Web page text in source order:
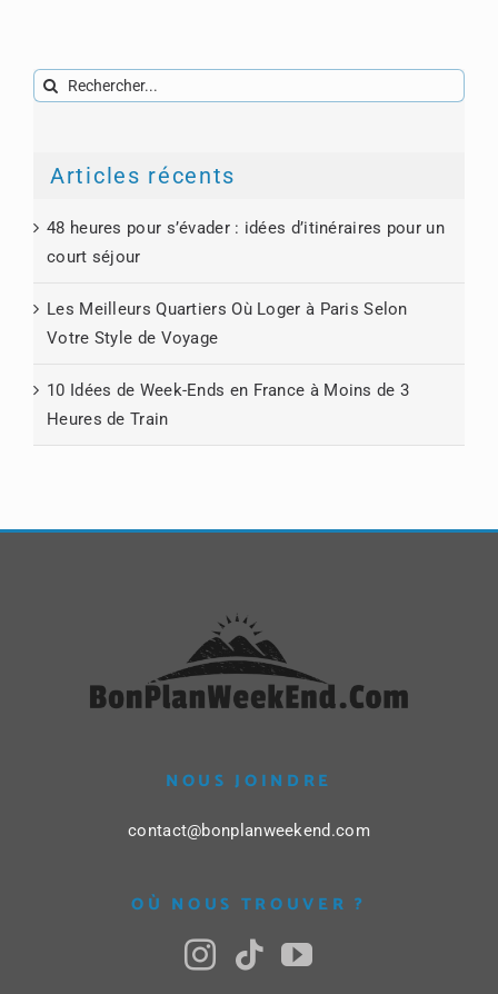
Rechercher:
Articles récents
48 heures pour s’évader : idées d’itinéraires pour un
court séjour
Les Meilleurs Quartiers Où Loger à Paris Selon
Votre Style de Voyage
10 Idées de Week-Ends en France à Moins de 3
Heures de Train
NOUS JOINDRE
contact@bonplanweekend.com
OÙ NOUS TROUVER ?